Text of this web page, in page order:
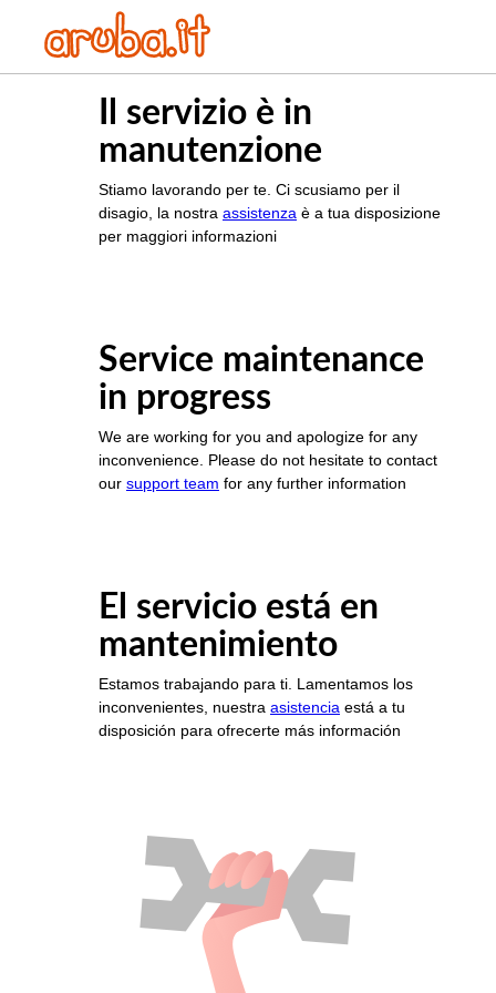
Il servizio è in
manutenzione
Stiamo lavorando per te. Ci scusiamo per il
disagio, la nostra assistenza è a tua disposizione
per maggiori informazioni
Service maintenance
in progress
We are working for you and apologize for any
inconvenience. Please do not hesitate to contact
our support team for any further information
El servicio está en
mantenimiento
Estamos trabajando para ti. Lamentamos los
inconvenientes, nuestra asistencia está a tu
disposición para ofrecerte más información